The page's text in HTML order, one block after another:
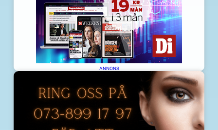
ANNONS